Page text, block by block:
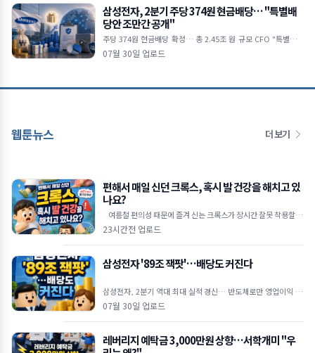
삼성전자, 2분기 주당 374원 현금배당… "특별배
당안 조만간 공개"
주당 374원 현금배당 확정… 총 2.45조 원 규모 CFO "특별배당
포함 주주환원안 신속히 발표할 것" 미국 ADR 상장설엔 선 그어…
07월 30일 업로드
웹툰뉴스 더 보기
편해서 매일 신던 크록스, 혹시 발 건강을 해치고 있
나요?
우 발 건강에 악영향을 줄 수 있다는 족부 전문가
23시간전 업로드
삼성전자 '89조 잭팟'…배당도 커진다
삼성전자, 2분기 역대 최대 실적 경신… 반도체로만 영업이익 89
조 원 역대 최대 실적 달성: 삼성전자는 2026년 2
07월 30일 업로드
레버리지 예탁금 3,000만원 상향…서학개미 "우